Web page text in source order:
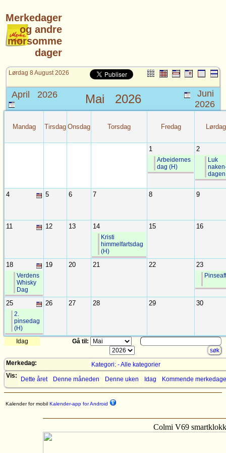
Merkedager
og andre
morsomme
dager
Lørdag 8 August 2026
April 2026 Mai 2026
Juni
2026
Mandag Tirsdag Onsdag Torsdag Fredag Lørdag
1
Arbeidernes
dag (H)
2
Luk
dagen
4 5 6 7 8 9
11 12 13 14
Kristi
himmelfartsdag
(H)
15 16
18
Verdens
Whisky
Dag
19 20 21 22 23
25
2.
pinsedag
(H)
26 27 28 29 30
Idag Gå til:
Merkedag:
Kategori: - Alle kategorier
Vis:
Dette året Denne måneden Denne uken Idag Kommende
Kalender for mobil Kalender-app for Android
Colmi V69